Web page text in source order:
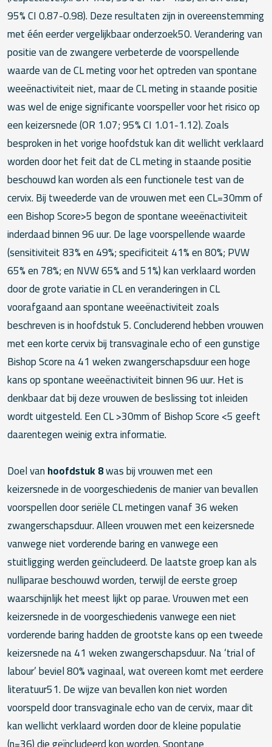
95% CI 0.87-0.98). Deze resultaten zijn in overeenstemming
met één eerder vergelijkbaar onderzoek50. Verandering van
positie van de zwangere verbeterde de voorspellende
waarde van de CL meting voor het optreden van spontane
weeënactiviteit niet, maar de CL meting in staande positie
was wel de enige significante voorspeller voor het risico op
een keizersnede (OR 1.07; 95% CI 1.01-1.12). Zoals
besproken in het vorige hoofdstuk kan dit wellicht verklaard
worden door het feit dat de CL meting in staande positie
beschouwd kan worden als een functionele test van de
cervix. Bij tweederde van de vrouwen met een CL=30mm of
een Bishop Score>5 begon de spontane weeënactiviteit
inderdaad binnen 96 uur. De lage voorspellende waarde
(sensitiviteit 83% en 49%; specificiteit 41% en 80%; PVW
65% en 78%; en NVW 65% and 51%) kan verklaard worden
door de grote variatie in CL en veranderingen in CL
voorafgaand aan spontane weeënactiviteit zoals
beschreven is in hoofdstuk 5. Concluderend hebben vrouwen
met een korte cervix bij transvaginale echo of een gunstige
Bishop Score na 41 weken zwangerschapsduur een hoge
kans op spontane weeënactiviteit binnen 96 uur. Het is
denkbaar dat bij deze vrouwen de beslissing tot inleiden
wordt uitgesteld. Een CL >30mm of Bishop Score <5 geeft
daarentegen weinig extra informatie.
Doel vanhoofdstuk 8was bij vrouwen met een
keizersnede in de voorgeschiedenis de manier van bevallen
voorspellen door seriële CL metingen vanaf 36 weken
zwangerschapsduur. Alleen vrouwen met een keizersnede
vanwege niet vorderende baring en vanwege een
stuitligging werden geïncludeerd. De laatste groep kan als
nulliparae beschouwd worden, terwijl de eerste groep
waarschijnlijk het meest lijkt op parae. Vrouwen met een
keizersnede in de voorgeschiedenis vanwege een niet
vorderende baring hadden de grootste kans op een tweede
keizersnede na 41 weken zwangerschapsduur. Na ‘trial of
labour’ beviel 80% vaginaal, wat overeen komt met eerdere
literatuur51. De wijze van bevallen kon niet worden
voorspeld door transvaginale echo van de cervix, maar dit
kan wellicht verklaard worden door de kleine populatie